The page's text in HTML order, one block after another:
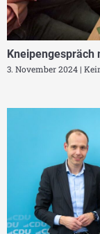
Kneipengespräch
3. November 2024